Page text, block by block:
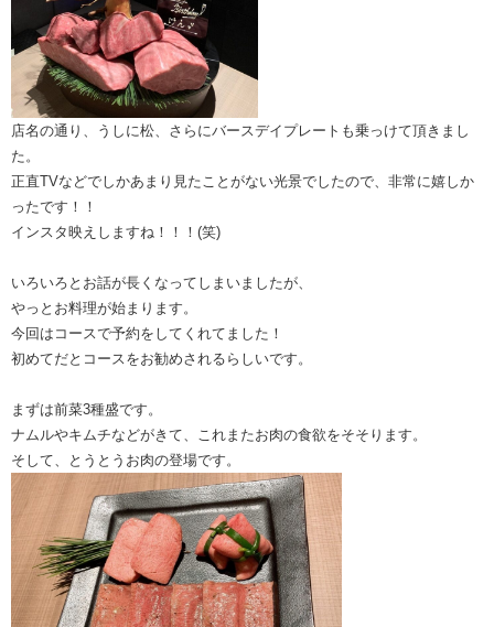
店名の通り、うしに松、さらにバースデイプレートも乗っけて頂きまし
た。
正直TVなどでしかあまり見たことがない光景でしたので、非常に嬉しか
ったです！！
インスタ映えしますね！！！(笑)
いろいろとお話が長くなってしまいましたが、
やっとお料理が始まります。
今回はコースで予約をしてくれてました！
初めてだとコースをお勧めされるらしいです。
まずは前菜3種盛です。
ナムルやキムチなどがきて、これまたお肉の食欲をそそります。
そして、とうとうお肉の登場です。